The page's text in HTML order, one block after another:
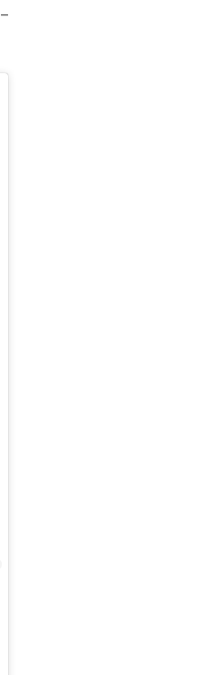
– الغاز: 1639.000 ل.ل. (-67000)